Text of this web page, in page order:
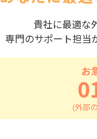
貴社に最適な
専門のサポート担当
お